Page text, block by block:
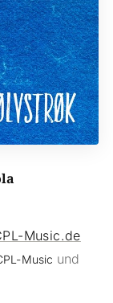
Music.de
Music und